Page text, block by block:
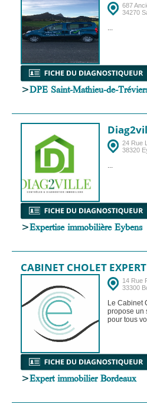
687
34270
...
>DPE Saint-Mathieu-de-
24 Rue
38320
...
>Expertise immobilière Eybens
CABINET CHOLET
14 Rue
33300
Le Cabinet
propose un
pour tous
>Expert immobilier Bordeaux